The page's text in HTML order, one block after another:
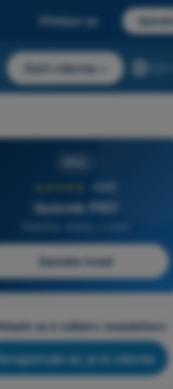
Přihlásit se
Začít zdarma
4,6/5
Quizvds PRO
Začněte hned
se k odběru newsletteru
se, je to zdarma